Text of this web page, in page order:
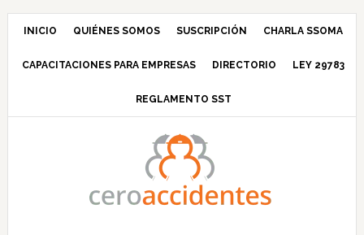
Saltar
navegación
Saltar
principal
Saltar
barra
principal
Saltar
INICIO QUIÉNES SOMOS SUSCRIPCIÓN CHARLA SSOMA
CAPACITACIONES PARA EMPRESAS DIRECTORIO LEY 29783
REGLAMENTO SST